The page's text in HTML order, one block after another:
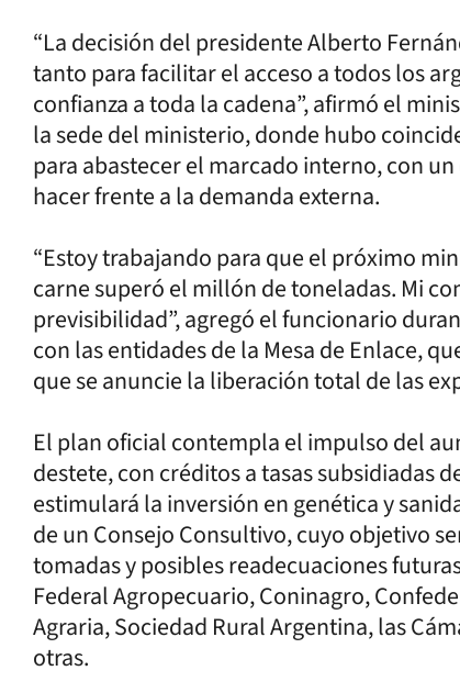
“La decisión del presidente Alberto
tanto para facilitar el acceso a todos los
confianza a toda la cadena”, afirmó el
la sede del ministerio, donde hubo
para abastecer el marcado interno, con
hacer frente a la demanda externa.
“Estoy trabajando para que el próximo
carne superó el millón de toneladas. Mi
previsibilidad”, agregó el funcionario
con las entidades de la Mesa de Enlace,
que se anuncie la liberación total de las
El plan oficial contempla el impulso del
destete, con créditos a tasas subsidiadas
estimulará la inversión en genética y
de un Consejo Consultivo, cuyo objetivo
tomadas y posibles readecuaciones
Federal Agropecuario, Coninagro,
Agraria, Sociedad Rural Argentina, las
otras.